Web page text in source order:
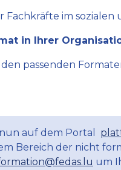
im sozialen
in Ihrer
passenden
auf dem Portal
Bereich der nicht
um